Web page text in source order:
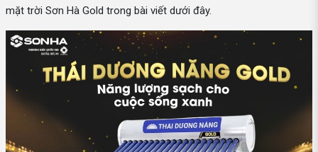
mặt trời Sơn Hà Gold trong bài viết dưới đây.